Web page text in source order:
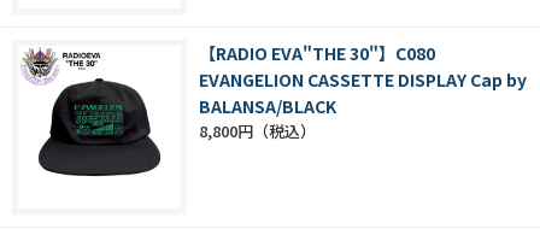
【RADIO EVA"THE 30"】C080
EVANGELION CASSETTE DISPLAY Cap by
BALANSA/BLACK
8,800円